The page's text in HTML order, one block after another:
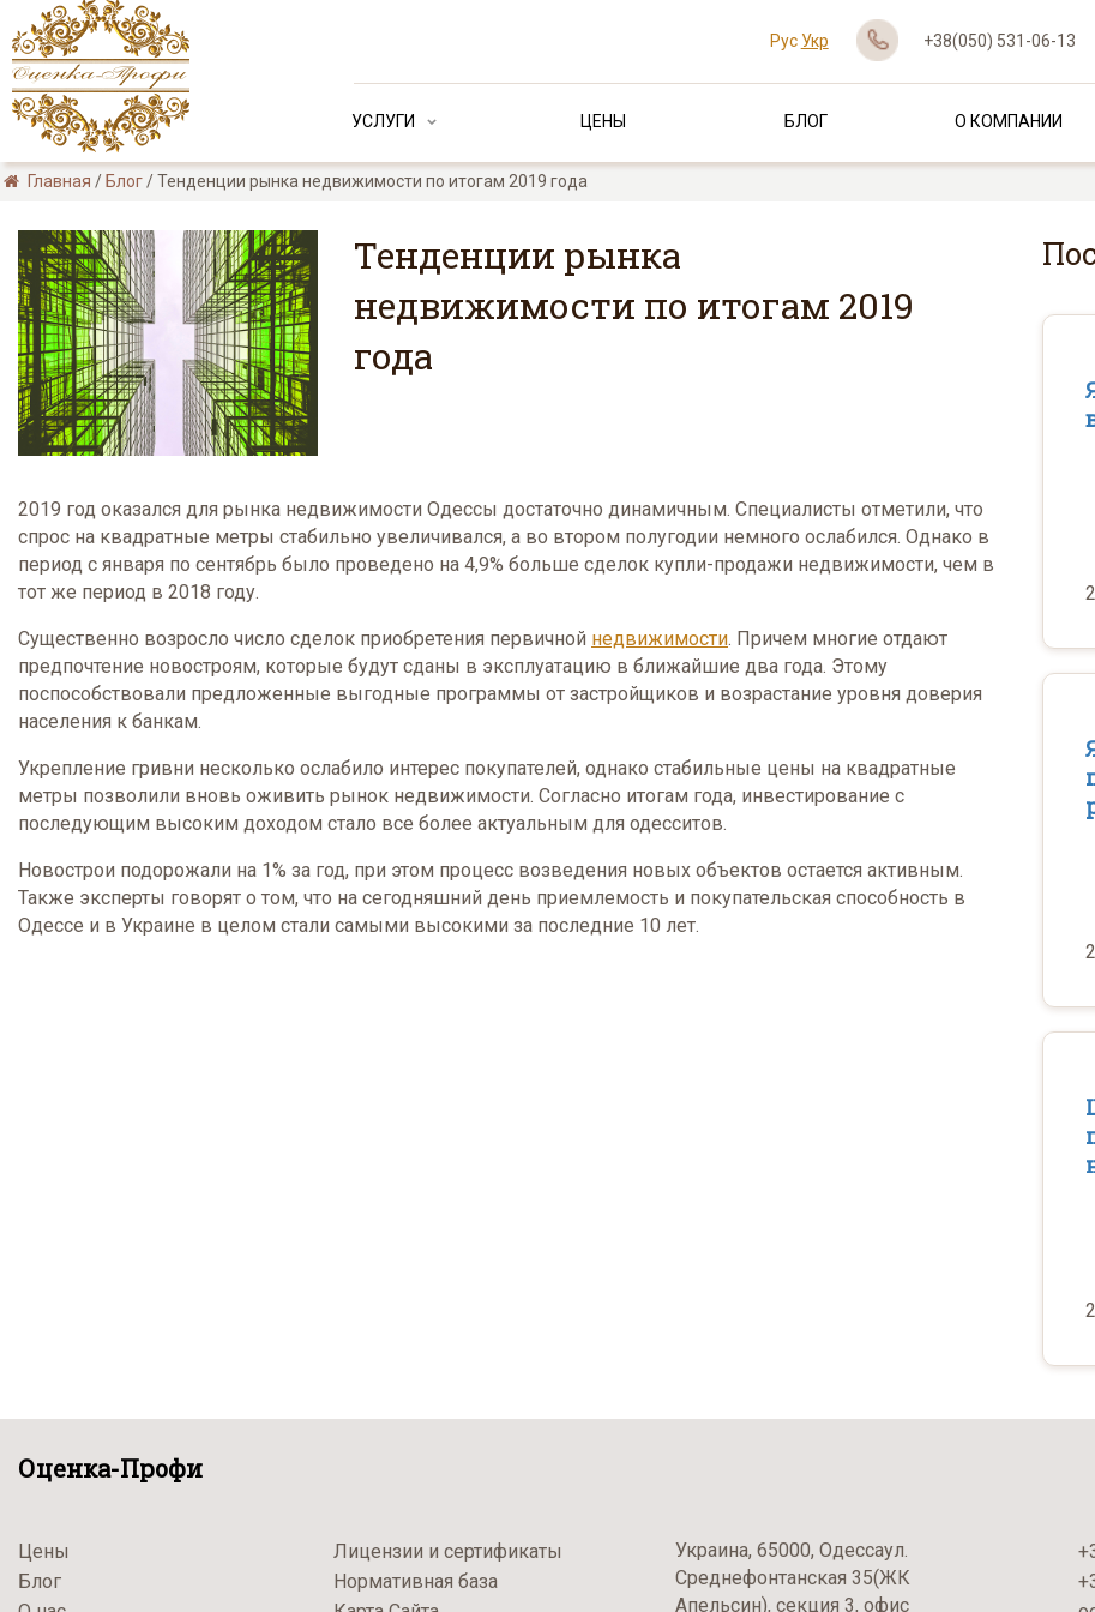
+38(050) 531-06-13
Рус Укр
УСЛУГИ ЦЕНЫ БЛОГ О КОМПАНИИ
Главная / Блог /Тенденции рынка недвижимости по итогам 2019 года
Тенденции рынка
недвижимости по итогам 2019
года
2019 год оказался для рынка недвижимости Одессы достаточно динамичным. Специалисты отметили, что
спрос на квадратные метры стабильно увеличивался, а во втором полугодии немного ослабился. Однако в
период с января по сентябрь было проведено на 4,9% больше сделок купли-продажи недвижимости, чем в
тот же период в 2018 году.
Существенно возросло число сделок приобретения первичной недвижимости. Причем многие отдают
предпочтение новостроям, которые будут сданы в эксплуатацию в ближайшие два года. Этому
поспособствовали предложенные выгодные программы от застройщиков и возрастание уровня доверия
населения к банкам.
Укрепление гривни несколько ослабило интерес покупателей, однако стабильные цены на квадратные
метры позволили вновь оживить рынок недвижимости. Согласно итогам года, инвестирование с
последующим высоким доходом стало все более актуальным для одесситов.
Новострои подорожали на 1% за год, при этом процесс возведения новых объектов остается активным.
Также эксперты говорят о том, что на сегодняшний день приемлемость и покупательская способность в
Одессе и в Украине в целом стали самыми высокими за последние 10 лет.
Оценка-Профи
Цены
Блог
Лицензии и сертификаты
Нормативная база
Украина, 65000, Одессаул.
Среднефонтанская 35(ЖК
Апельсин), секция 3, офис